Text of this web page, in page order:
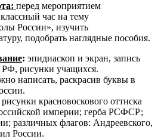
перед мероприятием
час на тему
России», изучить
подобрать наглядные пособия.
: эпидиаскоп и экран, запись
РФ, рисунки учащихся.
написать, раскрасив буквы в
красновоскового оттиска
империи; герба РСФСР;
различных флагов: Андреевского,
России.